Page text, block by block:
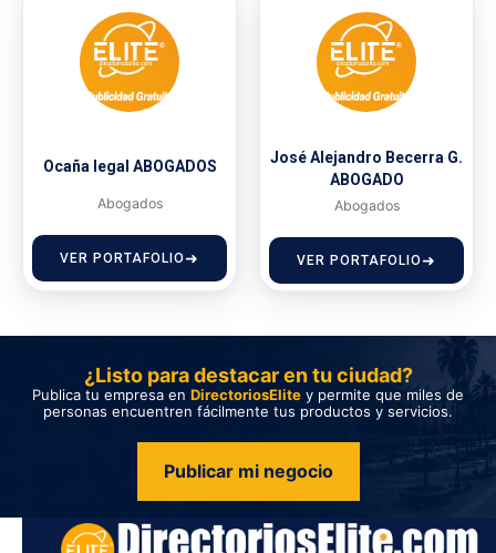
Ocaña legal ABOGADOS
Abogados
VER PORTAFOLIO
José Alejandro Becerra G.
ABOGADO
Abogados
VER PORTAFOLIO
¿Listo para destacar en tu ciudad?
Publica tu empresa en DirectoriosElite y permite que miles de
personas encuentren fácilmente tus productos y servicios.
Publicar mi negocio